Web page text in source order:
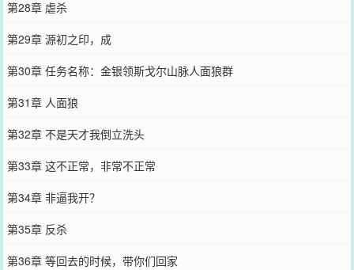
第28章 虐杀
第29章 源初之印，成
第30章 任务名称：金银领斯戈尔山脉人面狼群
第31章 人面狼
第32章 不是天才我倒立洗头
第33章 这不正常，非常不正常
第34章 非逼我开？
第35章 反杀
第36章 等回去的时候，带你们回家